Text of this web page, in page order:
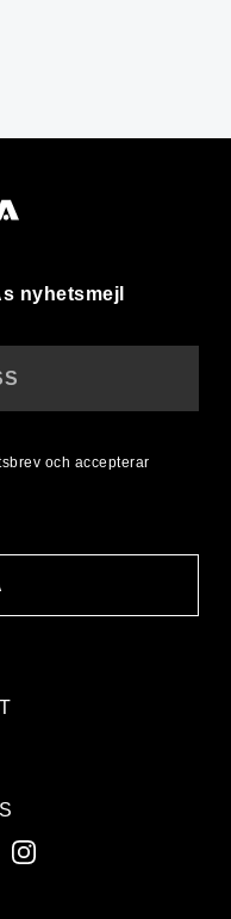
nyhetsmejl
och accepterar